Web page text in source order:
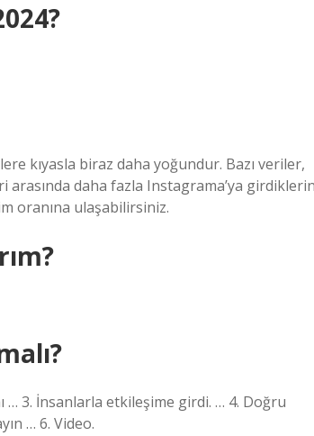
kıyasla biraz daha yoğundur. Bazı veriler,
arasında daha fazla Instagrama’ya
oranına ulaşabilirsiniz.
… 3. İnsanlarla etkileşime girdi. … 4. Doğru
… 6. Video.